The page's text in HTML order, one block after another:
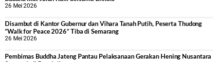
26 Mei 2026
Disambut di Kantor Gubernur dan Vihara Tanah Putih, Peserta Thudong
“Walk for Peace 2026” Tiba di Semarang
26 Mei 2026
‎Pembimas Buddha Jateng Pantau Pelaksanaan Gerakan Hening Nusantara